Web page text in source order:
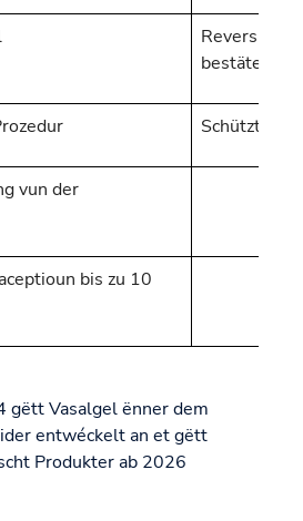
bestätegt
Schützt net
vun der
bis zu 10
gëtt Vasalgel ënner dem
entwéckelt an et gëtt
Produkter ab 2026